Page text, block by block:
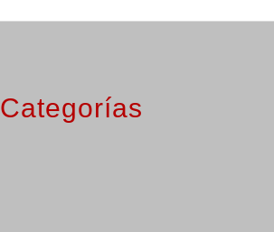
Categorías